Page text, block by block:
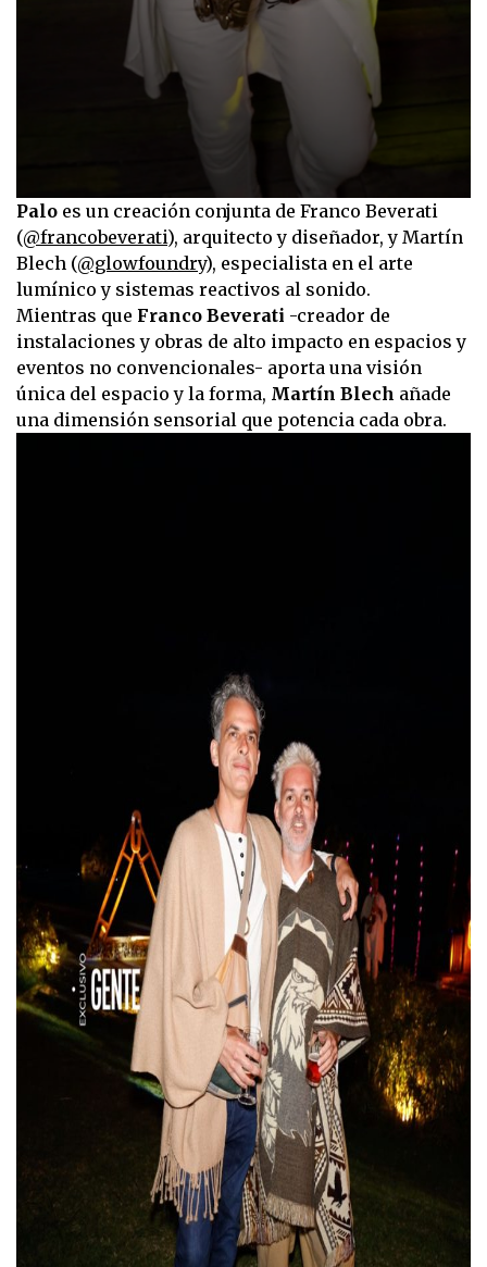
0
seconds
of
22
seconds
Palo es un creación conjunta de Franco Beverati
(@francobeverati), arquitecto y diseñador, y Martín
Blech (@glowfoundry), especialista en el arte
lumínico y sistemas reactivos al sonido.
Mientras que Franco Beverati -creador de
instalaciones y obras de alto impacto en espacios y
eventos no convencionales- aporta una visión
única del espacio y la forma, Martín Blech añade
una dimensión sensorial que potencia cada obra.